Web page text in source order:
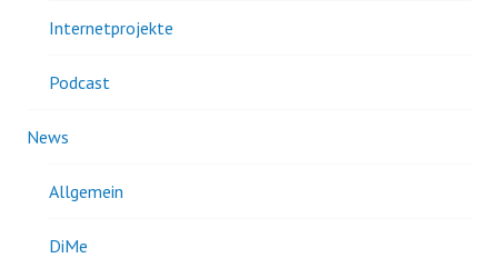
Internetprojekte
Podcast
News
Allgemein
DiMe